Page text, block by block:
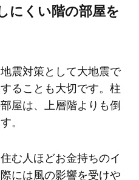
にくい階の部屋を
震対策として大地震で
ることも大切です。柱
屋は、上層階よりも倒
。
む人ほどお金持ちのイ
には風の影響を受けや